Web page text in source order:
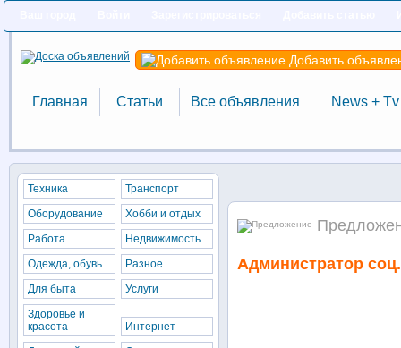
Добавить
Главная Статьи Все объявления News + Tv
Администратор
Техника
Транспорт
Оборудование
Хобби и отдых
Работа
Недвижимость
Одежда, обувь
Разное
Для быта
Услуги
Здоровье и
красота
Интернет